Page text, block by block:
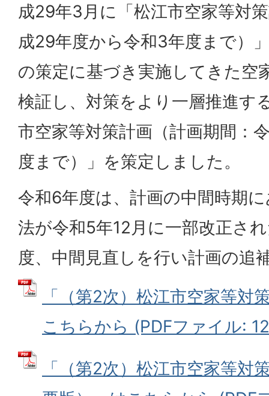
成29年3月に「松江市空家等対
成29年度から令和3年度まで）
の策定に基づき実施してきた空
検証し、対策をより一層推進す
市空家等対策計画（計画期間：
度まで）」を策定しました。
令和6年度は、計画の中間時期
法が令和5年12月に一部改正さ
度、中間見直しを行い計画の追
「（第2次）松江市空家等対
こちらから (PDFファイル:
「（第2次）松江市空家等対